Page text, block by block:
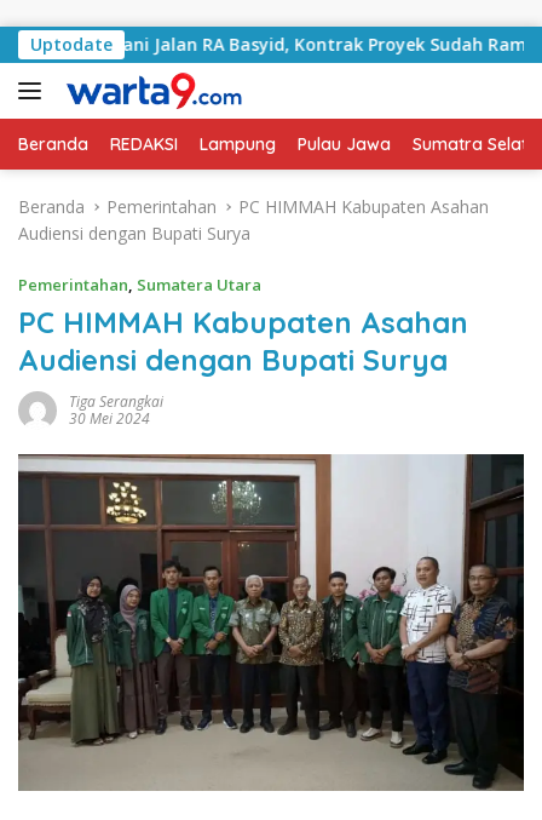
UptodateJalan RA Basyid, Kontrak Proyek Sudah Rampung
Beranda REDAKSI Lampung Pulau Jawa Sumatra
Beranda Pemerintahan
PC HIMMAH Kabupaten Asahan
Audiensi dengan Bupati Surya
Pemerintahan, Sumatera Utara
PC HIMMAH Kabupaten Asahan
Audiensi dengan Bupati Surya
Tiga Serangkai
30 Mei 2024